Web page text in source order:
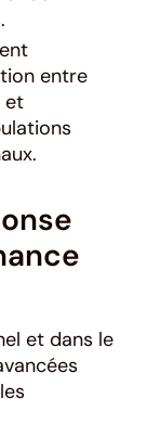
entre
et
et dans le